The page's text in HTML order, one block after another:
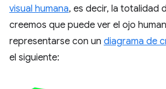
visual humana, es decir, la totalidad
creemos que puede ver el ojo
representarse con un diagrama de
el siguiente: